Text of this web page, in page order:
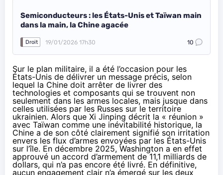
Semiconducteurs : les États-Unis et Taïwan main
dans la main, la Chine agacée
Droit 19/01/2026 17h30 10
Sur le plan militaire, il a été l’occasion pour les
États-Unis de délivrer un message précis, selon
lequel la Chine doit arrêter de livrer des
technologies et composants qui se trouvent non
seulement dans les armes locales, mais jusque dans
celles utilisées par les Russes sur le territoire
ukrainien. Alors que Xi Jinping décrit la « réunion »
avec Taïwan comme une inévitabilité historique, la
Chine a de son côté clairement signifié son irritation
envers les flux d’armes envoyées par les États-Unis
sur l’île. En décembre 2025, Washington a en effet
approuvé un accord d’armement de 11,1 milliards de
dollars, qui n’a pas encore été livré. En définitive,
aucun engagement clair n’a émergé sur les deux